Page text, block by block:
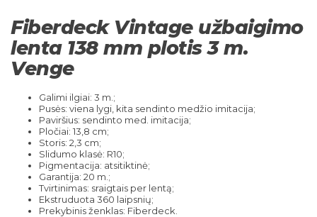
Fiberdeck Vintage užbaigimo
lenta 138 mm plotis 3 m.
Venge
Galimi ilgiai: 3 m.;
Pusės: viena lygi, kita sendinto medžio imitacija;
Paviršius: sendinto med. imitacija;
Pločiai: 13,8 cm;
Storis: 2,3 cm;
Slidumo klasė: R10;
Pigmentacija: atsitiktinė;
Garantija: 20 m.;
Tvirtinimas: sraigtais per lentą;
Ekstruduota 360 laipsnių;
Prekybinis ženklas: Fiberdeck.